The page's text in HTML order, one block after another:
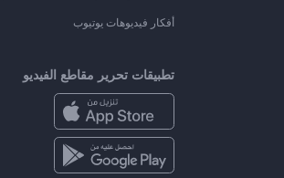
أفكار فيديوهات يوتيوب
تطبيقات تحرير مقاطع الفيديو